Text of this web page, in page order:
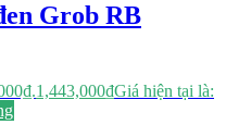
Grob RB
1,443,000₫Giá hiện tại là: